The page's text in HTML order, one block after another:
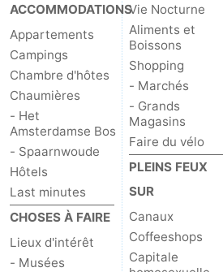
ACCOMMODATIONS
Appartements
Campings
Chambre d'hôtes
Chaumières
- Het
Amsterdamse Bos
- Spaarnwoude
Hôtels
Last minutes
CHOSES À FAIRE
Lieux d'intérêt
- Musées
Vie Nocturne
Aliments et
Boissons
Shopping
- Marchés
- Grands
Magasins
Faire du vélo
PLEINS FEUX
SUR
Canaux
Coffeeshops
Capitale